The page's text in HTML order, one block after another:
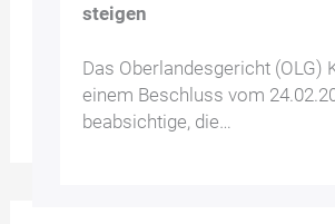
steigen
Das Oberlandesgericht (OLG)
einem Beschluss vom
beabsichtige, die…